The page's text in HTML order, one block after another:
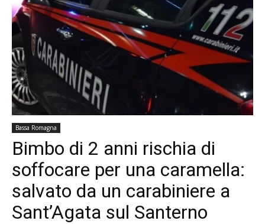
Bassa Romagna
Bimbo di 2 anni rischia di
soffocare per una caramella:
salvato da un carabiniere a
Sant’Agata sul Santerno